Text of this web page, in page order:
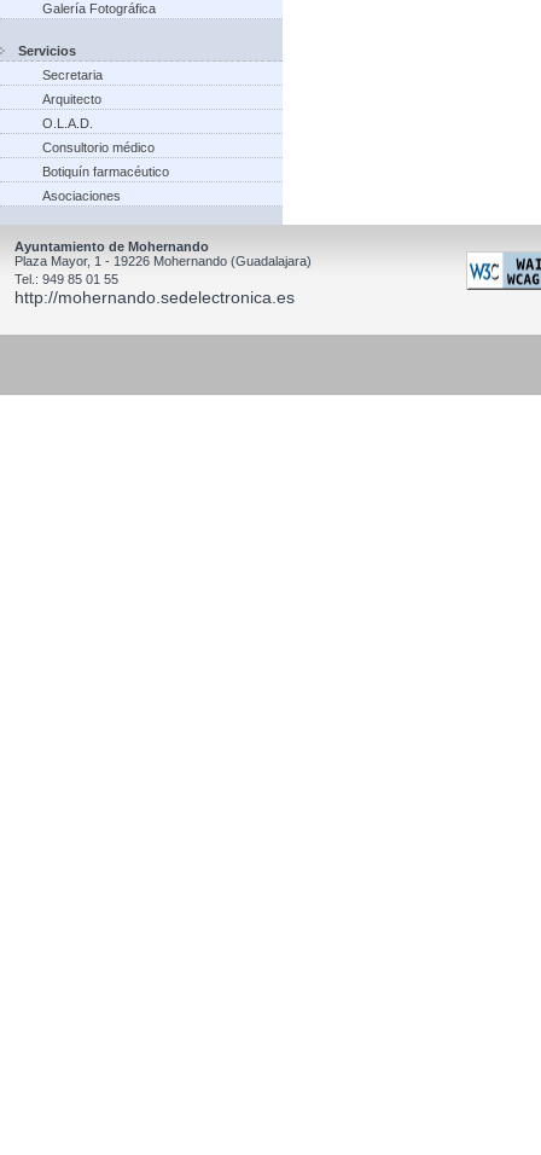
Galería Fotográfica
Servicios
Secretaria
Arquitecto
O.L.A.D.
Consultorio médico
Botiquín farmacéutico
Asociaciones
Ayuntamiento de Mohernando
Plaza Mayor, 1 - 19226 Mohernando (Guadalajara)
Tel.: 949 85 01 55
http://mohernando.sedelectronica.es